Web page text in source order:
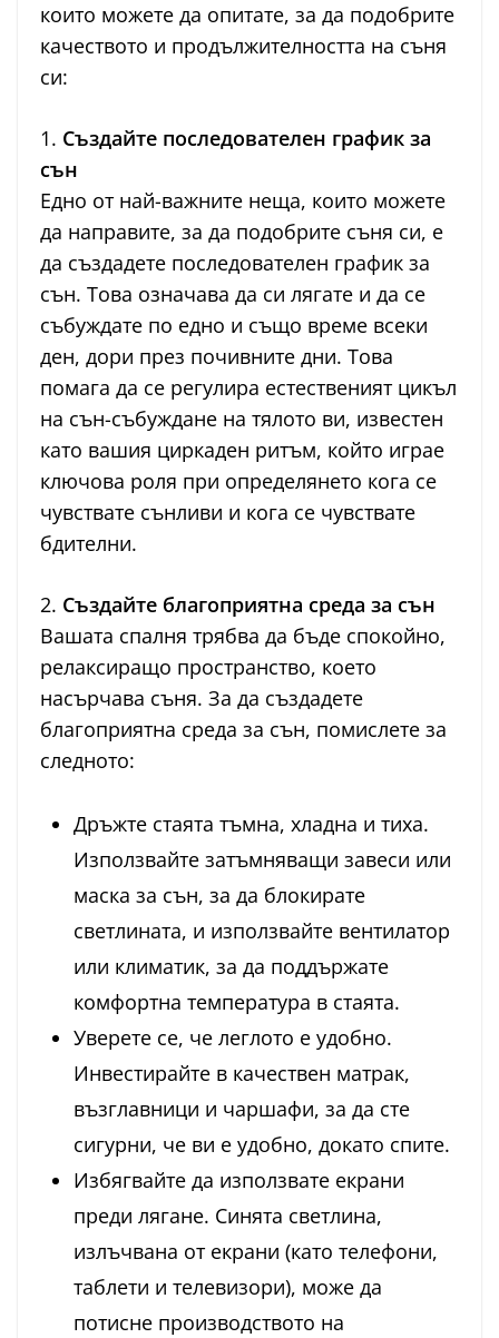
които можете да опитате, за да подобрите
качеството и продължителността на съня
си:
1. Създайте последователен график за
сън
Едно от най-важните неща, които можете
да направите, за да подобрите съня си, е
да създадете последователен график за
сън. Това означава да си лягате и да се
събуждате по едно и също време всеки
ден, дори през почивните дни. Това
помага да се регулира естественият цикъл
на сън-събуждане на тялото ви, известен
като вашия циркаден ритъм, който играе
ключова роля при определянето кога се
чувствате сънливи и кога се чувствате
бдителни.
2. Създайте благоприятна среда за сън
Вашата спалня трябва да бъде спокойно,
релаксиращо пространство, което
насърчава съня. За да създадете
благоприятна среда за сън, помислете за
следното:
Дръжте стаята тъмна, хладна и тиха.
Използвайте затъмняващи завеси или
маска за сън, за да блокирате
светлината, и използвайте вентилатор
или климатик, за да поддържате
комфортна температура в стаята.
Уверете се, че леглото е удобно.
Инвестирайте в качествен матрак,
възглавници и чаршафи, за да сте
сигурни, че ви е удобно, докато спите.
Избягвайте да използвате екрани
преди лягане. Синята светлина,
излъчвана от екрани (като телефони,
таблети и телевизори), може да
потисне производството на